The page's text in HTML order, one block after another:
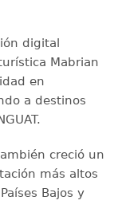
digital
Mabrian
en
a destinos
creció un
más altos
Bajos y